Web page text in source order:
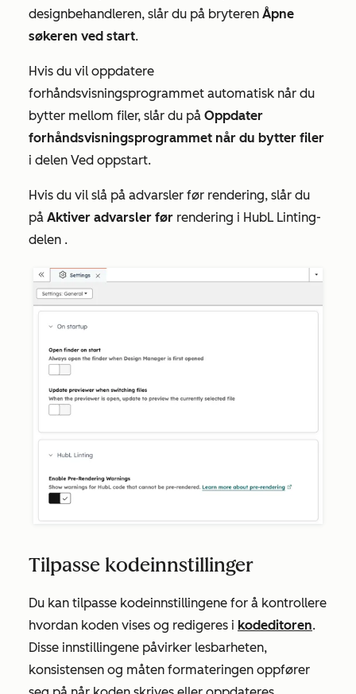
designbehandleren, slår du på bryteren Åpne
søkeren ved start.
Hvis du vil oppdatere
forhåndsvisningsprogrammet automatisk når du
bytter mellom filer, slår du på Oppdater
forhåndsvisningsprogrammet når du bytter filer
i delen Ved oppstart.
Hvis du vil slå på advarsler før rendering, slår du
på Aktiver advarsler før rendering i HubL Linting-
delen .
Tilpasse kodeinnstillinger
Du kan tilpasse kodeinnstillingene for å kontrollere
hvordan koden vises og redigeres i kodeditoren.
Disse innstillingene påvirker lesbarheten,
konsistensen og måten formateringen oppfører